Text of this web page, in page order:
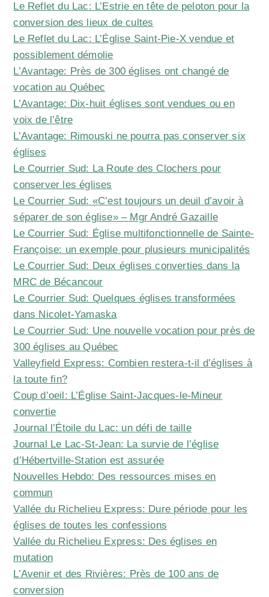
Le Reflet du Lac: L’Estrie en tête de peloton pour la
conversion des lieux de cultes
Le Reflet du Lac: L’Église Saint-Pie-X vendue et
possiblement démolie
L’Avantage: Près de 300 églises ont changé de
vocation au Québec
L’Avantage: Dix-huit églises sont vendues ou en
voix de l’être
L’Avantage: Rimouski ne pourra pas conserver six
églises
Le Courrier Sud: La Route des Clochers pour
conserver les églises
Le Courrier Sud: «C’est toujours un deuil d’avoir à
séparer de son église» – Mgr André Gazaille
Le Courrier Sud: Église multifonctionnelle de Sainte-
Françoise: un exemple pour plusieurs municipalités
Le Courrier Sud: Deux églises converties dans la
MRC de Bécancour
Le Courrier Sud: Quelques églises transformées
dans Nicolet-Yamaska
Le Courrier Sud: Une nouvelle vocation pour près de
300 églises au Québec
Valleyfield Express: Combien restera-t-il d’églises à
la toute fin?
Coup d’oeil: L’Église Saint-Jacques-le-Mineur
convertie
Journal l’Étoile du Lac: un défi de taille
Journal Le Lac-St-Jean: La survie de l’église
d’Hébertville-Station est assurée
Nouvelles Hebdo: Des ressources mises en
commun
Vallée du Richelieu Express: Dure période pour les
églises de toutes les confessions
Vallée du Richelieu Express: Des églises en
mutation
L’Avenir et des Rivières: Près de 100 ans de
conversion